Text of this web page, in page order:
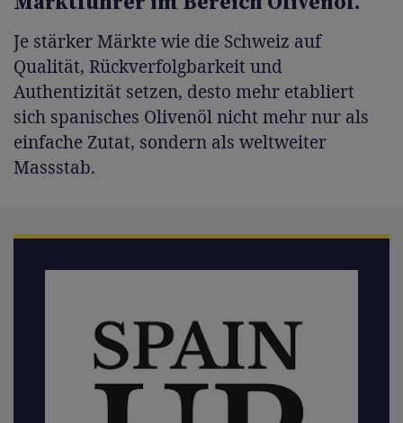
Je stärker Märkte wie die Schweiz auf
Qualität, Rückverfolgbarkeit und
Authentizität setzen, desto mehr etabliert
sich spanisches Olivenöl nicht mehr nur als
einfache Zutat, sondern als weltweiter
Massstab.